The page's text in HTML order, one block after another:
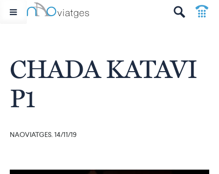
CHADA KATAVI
P1
NAOVIATGES. 14/11/19
t
p